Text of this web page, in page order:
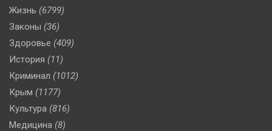
Жизнь (6799)
Законы (36)
Здоровье (409)
История (11)
Криминал (1012)
Крым (1177)
Культура (816)
Медицина (8)